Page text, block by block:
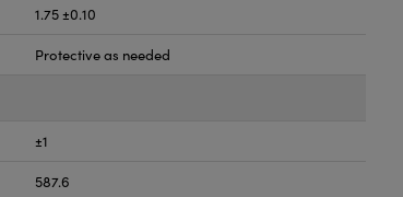
1.75 ±0.10
Protective as needed
±1
587.6